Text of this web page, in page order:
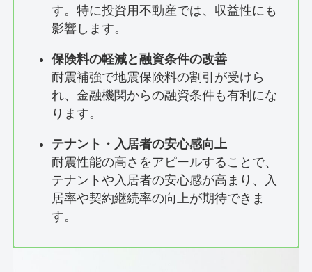
す。特に投資用不動産では、収益性にも
影響します。
保険料の軽減と融資条件の改善
耐震補強で地震保険料の割引が受けら
れ、金融機関からの融資条件も有利にな
ります。
テナント・入居者の安心感向上
耐震性能の高さをアピールすることで、
テナントや入居者の安心感が高まり、入
居率や契約継続率の向上が期待できま
す。